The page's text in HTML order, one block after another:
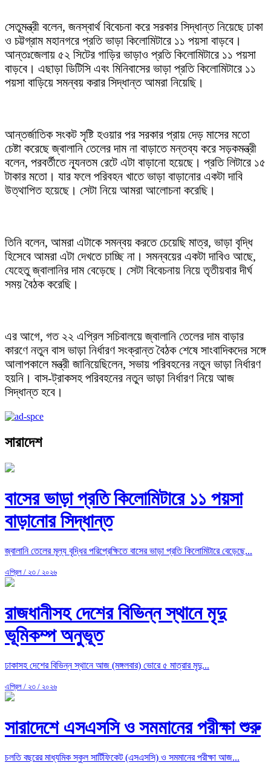
সেতুমন্ত্রী বলেন, জনস্বার্থ বিবেচনা করে সরকার সিদ্ধান্ত নিয়েছে ঢাকা
ও চট্টগ্রাম মহানগরে প্রতি ভাড়া কিলোমিটারে ১১ পয়সা বাড়বে।
আন্তঃজেলায় ৫২ সিটের গাড়ির ভাড়াও প্রতি কিলোমিটারে ১১ পয়সা
বাড়বে। এছাড়া ডিটিসি এবং মিনিবাসের ভাড়া প্রতি কিলোমিটারে ১১
পয়সা বাড়িয়ে সমন্বয় করার সিদ্ধান্ত আমরা নিয়েছি।
আন্তর্জাতিক সংকট সৃষ্টি হওয়ার পর সরকার প্রায় দেড় মাসের মতো
চেষ্টা করেছে জ্বালানি তেলের দাম না বাড়াতে মন্তব্য করে সড়কমন্ত্রী
বলেন, পরবর্তীতে ন্যূনতম রেটে এটা বাড়ানো হয়েছে। প্রতি লিটারে ১৫
টাকার মতো। যার ফলে পরিবহন খাতে ভাড়া বাড়ানোর একটা দাবি
উত্থাপিত হয়েছে। সেটা নিয়ে আমরা আলোচনা করেছি।
তিনি বলেন, আমরা এটাকে সমন্বয় করতে চেয়েছি মাত্র, ভাড়া বৃদ্ধি
হিসেবে আমরা এটা দেখতে চাচ্ছি না। সমন্বয়ের একটা দাবিও আছে,
যেহেতু জ্বালানির দাম বেড়েছে। সেটা বিবেচনায় নিয়ে তৃতীয়বার দীর্ঘ
সময় বৈঠক করেছি।
এর আগে, গত ২২ এপ্রিল সচিবালয়ে জ্বালানি তেলের দাম বাড়ার
কারণে নতুন বাস ভাড়া নির্ধারণ সংক্রান্ত বৈঠক শেষে সাংবাদিকদের সঙ্গে
আলাপকালে মন্ত্রী জানিয়েছিলেন, সভায় পরিবহনের নতুন ভাড়া নির্ধারণ
হয়নি। বাস-ট্রাকসহ পরিবহনের নতুন ভাড়া নির্ধারণ নিয়ে আজ
সিদ্ধান্ত হবে।
সারাদেশ
বাসের ভাড়া প্রতি কিলোমিটারে ১১ পয়সা
বাড়ানোর সিদ্ধান্ত
জ্বালানি তেলের মূল্য বৃদ্ধির পরিপ্রেক্ষিতে বাসের ভাড়া প্রতি কিলোমিটারে বেড়েছে...
এপ্রিল / ২৩ / ২০২৬
রাজধানীসহ দেশের বিভিন্ন স্থানে মৃদু
ভূমিকম্প অনুভূত
ঢাকাসহ দেশের বিভিন্ন স্থানে আজ (মঙ্গলবার) ভোরে ৫ মাত্রার মৃদু...
এপ্রিল / ২৩ / ২০২৬
সারাদেশে এসএসসি ও সমমানের পরীক্ষা শুরু
চলতি বছরের মাধ্যমিক স্কুল সার্টিফিকেট (এসএসসি) ও সমমানের পরীক্ষা আজ...